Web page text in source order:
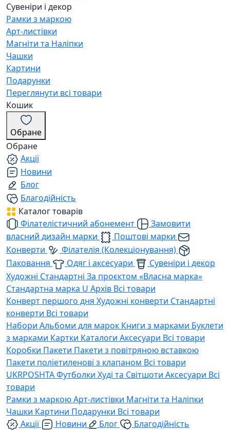
Сувеніри і декор
Рамки з маркою
Арт-листівки
Магніти та Наліпки
Чашки
Картини
Подарунки
Переглянути всі товари
Кошик
Обране
Обране
Акції
Новини
Блог
Благодійність
Каталог товарів
Філателістичний абонемент
Замовити
власний дизайн марки
Поштові марки
Конверти
Філателія (Колекціонування)
Паковання
Одяг і аксесуари
Сувеніри і декор
Художні Стандартні За проєктом «Власна марка»
Стандартна марка U Архів Всі товари
Конверт першого дня Художні конверти Стандартні
конверти Всі товари
Набори Альбоми для марок Книги з марками Буклети
з марками Картки Каталоги Аксесуари Всі товари
Коробки Пакети Пакети з повітряною вставкою
Пакети поліетиленові з клапаном Всі товари
UKRPOSHTAФутболки Худі та Світшоти Аксесуари Всі
товари
Рамки з маркоюАрт-листівки Магніти та Наліпки
Чашки Картини Подарунки Всі товари
Акції
Новини Блог
Благодійність